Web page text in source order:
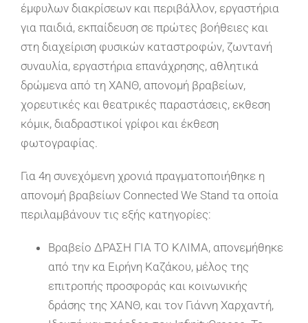
έμφυλων διακρίσεων και περιβάλλον, εργαστήρια
για παιδιά, εκπαίδευση σε πρώτες βοήθειες και
στη διαχείριση φυσικών καταστροφών, ζωντανή
συναυλία, εργαστήρια επανάχρησης, αθλητικά
δρώμενα από τη ΧΑΝΘ, απονομή βραβείων,
χορευτικές και θεατρικές παραστάσεις, εκθεση
κόμικ, διαδραστικοί γρίφοι και έκθεση
φωτογραφίας.
Για 4η συνεχόμενη χρονιά πραγματοποιήθηκε η
απονομή βραβείων Connected We Stand τα οποία
περιλαμβάνουν τις εξής κατηγορίες:
Βραβείο ΔΡΑΣΗ ΓΙΑ ΤΟ ΚΛΙΜΑ, απονεμήθηκε
από την κα Ειρήνη Καζάκου, μέλος της
επιτροπής προσφοράς και κοινωνικής
δράσης της ΧΑΝΘ, και τον Γιάννη Χαρχαντή,